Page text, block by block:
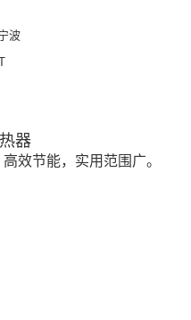
波
器
效节能，实用范围广。